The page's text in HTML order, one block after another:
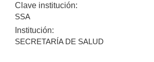
Clave institución:
SSA
Institución:
SECRETARÍA DE SALUD